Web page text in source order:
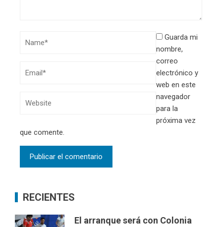
Guarda mi
nombre,
correo
electrónico y
web en este
navegador
para la
próxima vez
que comente.
RECIENTES
El arranque será con Colonia